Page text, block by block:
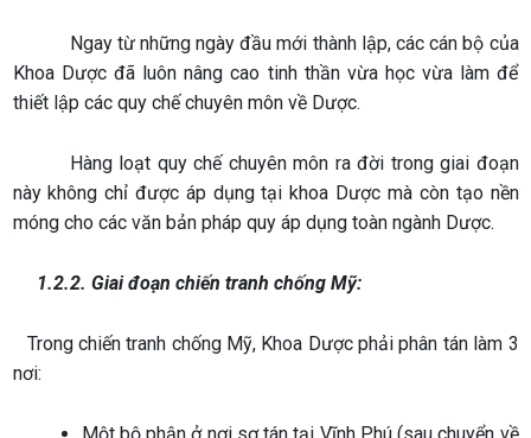
Ngay từ những ngày đầu mới thành lập, các cán bộ của
Khoa Dược đã luôn nâng cao tinh thần vừa học vừa làm để
thiết lập các quy chế chuyên môn về Dược.
Hàng loạt quy chế chuyên môn ra đời trong giai đoạn
này không chỉ được áp dụng tại khoa Dược mà còn tạo nền
móng cho các văn bản pháp quy áp dụng toàn ngành Dược.
1.2.2. Giai đoạn chiến tranh chống Mỹ:
Trong chiến tranh chống Mỹ, Khoa Dược phải phân tán làm 3
nơi: